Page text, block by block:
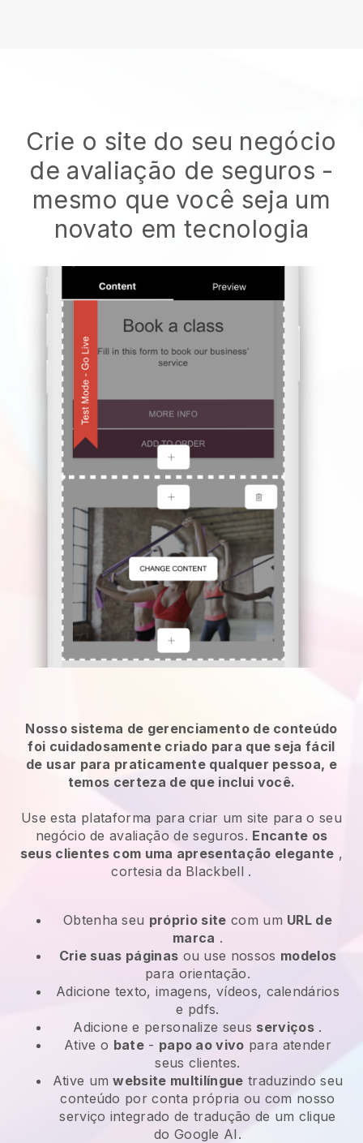
Crie o site do seu negócio
de avaliação de seguros -
mesmo que você seja um
novato em tecnologia
Nosso sistema de gerenciamento de conteúdo
foi cuidadosamente criado para que seja fácil
de usar para praticamente qualquer pessoa, e
temos certeza de que inclui você.
Use esta plataforma para criar um site para o seu
negócio de avaliação de seguros. Encante os
seus clientes com uma apresentação elegante ,
cortesia da Blackbell .
Obtenha seu próprio site com um URL de
marca .
Crie suas páginas ou use nossos modelos
para orientação.
Adicione texto, imagens, vídeos, calendários
e pdfs.
Adicione e personalize seus serviços.
Ative o bate- papo ao vivo para atender
seus clientes.
Ative umwebsite multilíngue traduzindo seu
conteúdo por conta própria ou com nosso
serviço integrado de tradução de um clique
do Google AI.